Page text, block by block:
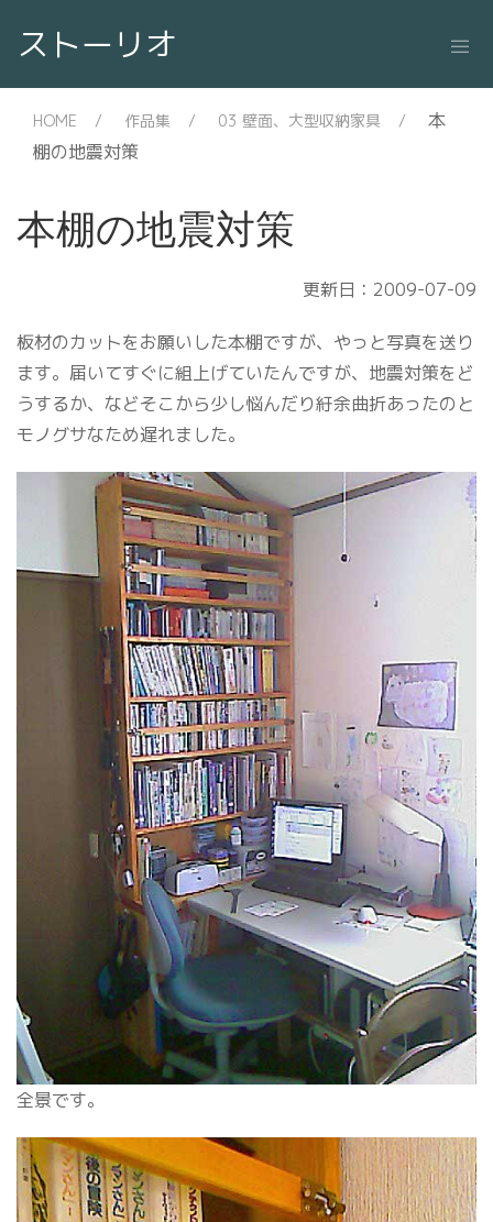
ストーリオ
HOME 作品集 03 壁面、大型収納家具
本
棚の地震対策
本棚の地震対策
更新日：2009-07-09
板材のカットをお願いした本棚ですが、やっと写真を送り
ます。届いてすぐに組上げていたんですが、地震対策をど
うするか、などそこから少し悩んだり紆余曲折あったのと
モノグサなため遅れました。
全景です。